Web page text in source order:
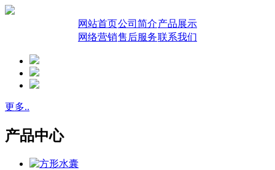
网站首页公司简介产品展示
网络营销售后服务联系我们
更多..
产品中心